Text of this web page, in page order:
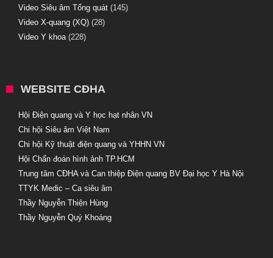
Video Siêu âm Tổng quát (145)
Video X-quang (XQ) (28)
Video Y khoa(228)
WEBSITE CĐHA
Hội Điện quang và Y học hạt nhân VN
Chi hội Siêu âm Việt Nam
Chi hội Kỹ thuật điện quang và YHHN VN
Hội Chẩn đoán hình ảnh TP.HCM
Trung tâm CĐHA và Can thiệp Điện quang BV Đại học Y Hà Nội
TTYK Medic – Ca siêu âm
Thầy Nguyễn Thiện Hùng
Thầy Nguyễn Quý Khoáng